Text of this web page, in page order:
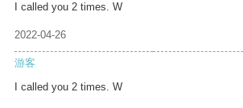
I called you 2 times. W
2022-04-26
游客
I called you 2 times. W